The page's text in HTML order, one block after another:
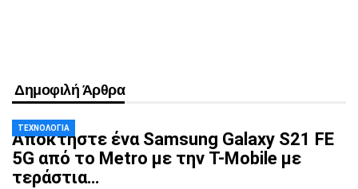
Δημοφιλή Άρθρα
ΤΕΧΝΟΛΟΓΊΑ
Αποκτήστε ένα Samsung Galaxy S21 FE
5G από το Metro με την T-Mobile με
τεράστια…